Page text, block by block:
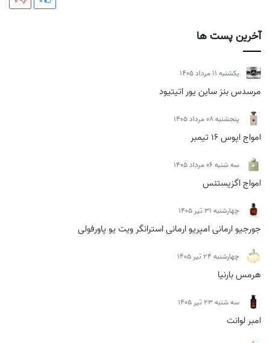
آخرین پست ها
يكشنبه 11 مرداد 1405
مرسدس بنز ساین یور اتیتیود
پنجشنبه 08 مرداد 1405
امواج اپوس 16 تیمبر
سه شنبه 06 مرداد 1405
امواج اگزیستنس
چهارشنبه 31 تیر 1405
جورجیو ارمانی امپریو ارمانی استرانگر ویت یو پاورفولی
چهارشنبه 24 تیر 1405
هرمس بارنیا
سه شنبه 23 تیر 1405
امبر لوانت